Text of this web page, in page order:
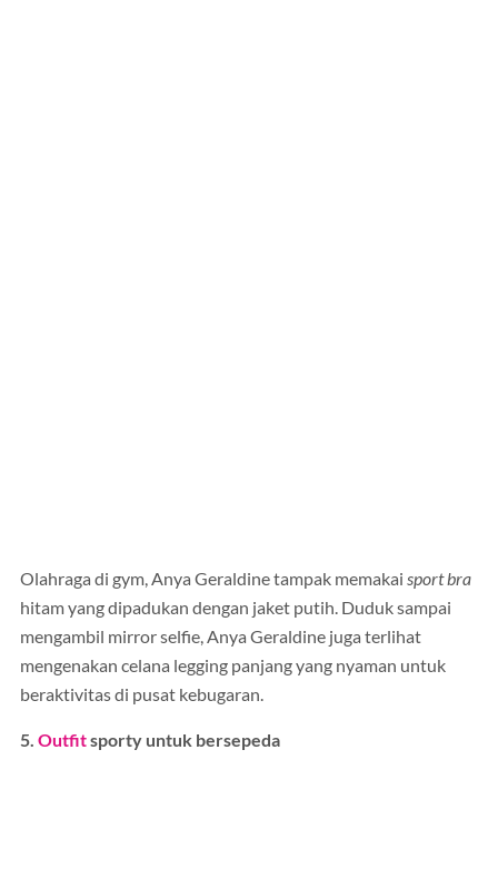
Olahraga di gym, Anya Geraldine tampak memakai sport bra
hitam yang dipadukan dengan jaket putih. Duduk sampai
mengambil mirror selfie, Anya Geraldine juga terlihat
mengenakan celana legging panjang yang nyaman untuk
beraktivitas di pusat kebugaran.
5. Outfitsporty untuk bersepeda